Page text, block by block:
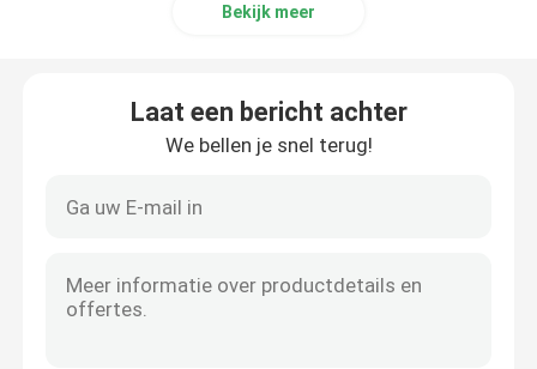
IGBT met hoog vermogen
Bekijk meer
Laat een bericht achter
We bellen je snel terug!